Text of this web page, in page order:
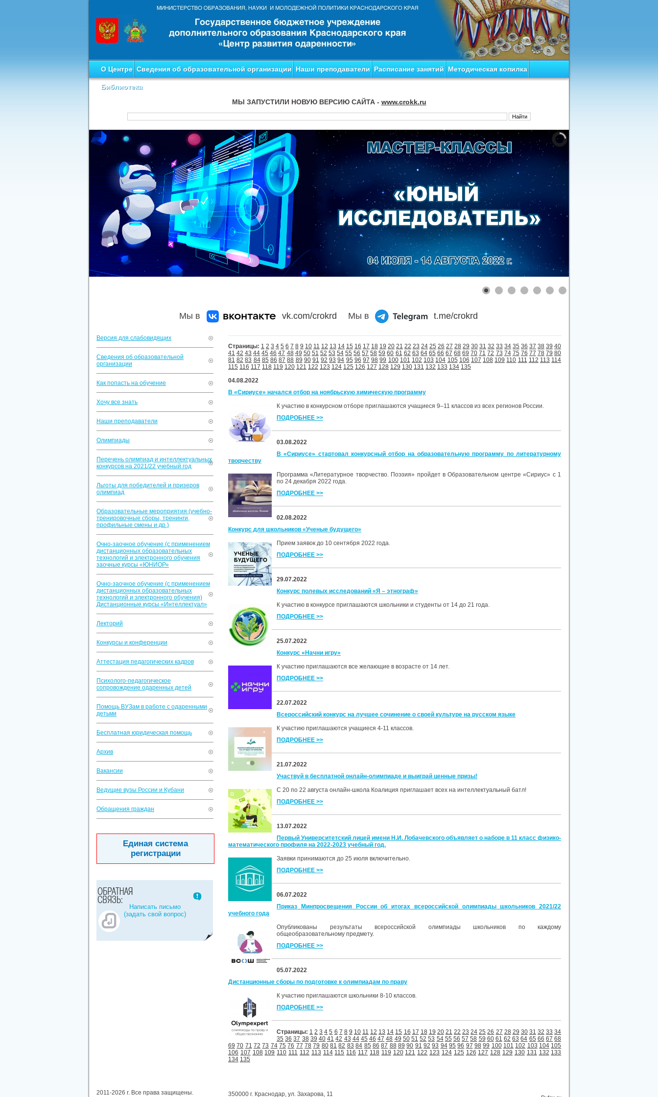
О Центре Сведения об образовательной организации Наши преподаватели Расписание занятий Методическая копилка
Библиотека
МЫ ЗАПУСТИЛИ НОВУЮ ВЕРСИЮ САЙТА - www.crokk.ru
Мы в vk.com/crokrd Мы в t.me/crokrd
Версия для слабовидящих
Сведения об образовательной
организации
Как попасть на обучение
Хочу все знать
Наши преподаватели
Олимпиады
Перечень олимпиад и интеллектуальных
конкурсов на 2021/22 учебный год
Льготы для победителей и призеров
олимпиад
Образовательные мероприятия (учебно-
тренировочные сборы, тренинги,
профильные смены и др.)
Очно-заочное обучение (с применением
дистанционных образовательных
технологий и электронного обучения
заочные курсы «ЮНИОР»
Очно-заочное обучение (с применением
дистанционных образовательных
технологий и электронного обучения)
Дистанционные курсы «Интеллектуал»
Лекторий
Конкурсы и конференции
Аттестация педагогических кадров
Психолого-педагогическое
сопровождение одаренных детей
Помощь ВУЗам в работе с одаренными
детьми
Бесплатная юридическая помощь
Архив
Вакансии
Ведущие вузы России и Кубани
Обращения граждан
Единая система
регистрации
Написать письмо
(задать свой вопрос)
Страницы: 1 2 3 4 5 6 7 8 9 10 11 12 13 14 15 16 17 18 19 20 21 22 23 24 25 26 27 28 29 30 31 32 33 34 35 36 37 38 39 40
41 42 43 44 45 46 47 48 49 50 51 52 53 54 55 56 57 58 59 60 61 62 63 64 65 66 67 68 69 70 71 72 73 74 75 76 77 78 79 80
81 82 83 84 85 86 87 88 89 90 91 92 93 94 95 96 97 98 99 100 101 102 103 104 105 106 107 108 109 110 111 112 113 114
115 116 117 118 119 120 121 122 123 124 125 126 127 128 129 130 131 132 133 134 135
04.08.2022
В «Сириусе» начался отбор на ноябрьскую химическую программу
К участию в конкурсном отборе приглашаются учащиеся 9–11 классов из всех регионов России.
ПОДРОБНЕЕ >>
03.08.2022
В «Сириусе» стартовал конкурсный отбор на образовательную программу по литературному
творчеству
Программа «Литературное творчество. Поэзия» пройдет в Образовательном центре «Сириус» с 1
по 24 декабря 2022 года.
ПОДРОБНЕЕ >>
02.08.2022
Конкурс для школьников «Ученые будущего»
Прием заявок до 10 сентября 2022 года.
ПОДРОБНЕЕ >>
29.07.2022
Конкурс полевых исследований «Я – этнограф»
К участию в конкурсе приглашаются школьники и студенты от 14 до 21 года.
ПОДРОБНЕЕ >>
25.07.2022
Конкурс «Начни игру»
К участию приглашаются все желающие в возрасте от 14 лет.
ПОДРОБНЕЕ >>
22.07.2022
Всероссийский конкурс на лучшее сочинение о своей культуре на русском языке
К участию приглашаются учащиеся 4-11 классов.
ПОДРОБНЕЕ >>
21.07.2022
Участвуй в бесплатной онлайн-олимпиаде и выиграй ценные призы!
С 20 по 22 августа онлайн-школа Коалиция приглашает всех на интеллектуальный батл!
ПОДРОБНЕЕ >>
13.07.2022
Первый Университетский лицей имени Н.И. Лобачевского объявляет о наборе в 11 класс физико-
математического профиля на 2022-2023 учебный год.
Заявки принимаются до 25 июля включительно.
ПОДРОБНЕЕ >>
06.07.2022
Приказ Минпросвещения России об итогах всероссийской олимпиады школьников 2021/22
учебного года
Опубликованы результаты всероссийской олимпиады школьников по каждому
общеобразовательному предмету.
ПОДРОБНЕЕ >>
05.07.2022
Дистанционные сборы по подготовке к олимпиадам по праву
К участию приглашаются школьники 8-10 классов.
ПОДРОБНЕЕ >>
Страницы: 1 2 3 4 5 6 7 8 9 10 11 12 13 14 15 16 17 18 19 20 21 22 23 24 25 26 27 28 29 30 31 32 33 34
35 36 37 38 39 40 41 42 43 44 45 46 47 48 49 50 51 52 53 54 55 56 57 58 59 60 61 62 63 64 65 66 67 68
69 70 71 72 73 74 75 76 77 78 79 80 81 82 83 84 85 86 87 88 89 90 91 92 93 94 95 96 97 98 99 100 101 102 103 104 105
106 107 108 109 110 111 112 113 114 115 116 117 118 119 120 121 122 123 124 125 126 127 128 129 130 131 132 133
134 135
2011-2026 г. Все права защищены.
350000 г. Краснодар, ул. Захарова, 11